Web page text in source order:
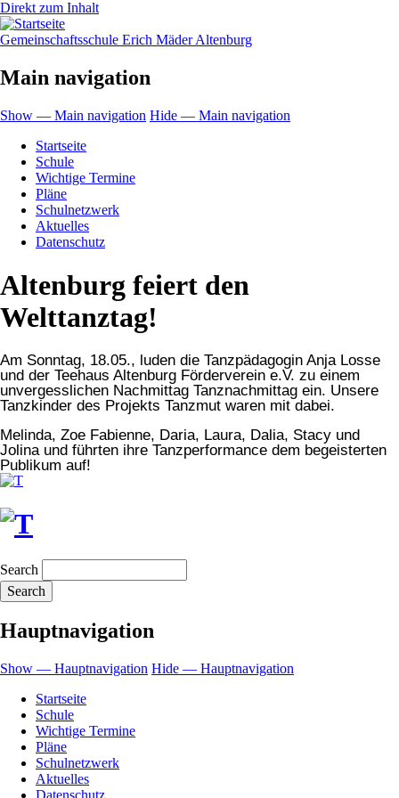
Direkt zum Inhalt
Gemeinschaftsschule Erich Mäder Altenburg
Main navigation
Show — Main navigation Hide — Main navigation
Startseite
Schule
Wichtige Termine
Pläne
Schulnetzwerk
Aktuelles
Datenschutz
Altenburg feiert den
Welttanztag!
Am Sonntag, 18.05., luden die Tanzpädagogin Anja Losse
und der Teehaus Altenburg Förderverein e.V. zu einem
unvergesslichen Nachmittag Tanznachmittag ein. Unsere
Tanzkinder des Projekts Tanzmut waren mit dabei.
Melinda, Zoe Fabienne, Daria, Laura, Dalia, Stacy und
Jolina und führten ihre Tanzperformance dem begeisterten
Publikum auf!
Search
Hauptnavigation
Show — Hauptnavigation Hide — Hauptnavigation
Startseite
Schule
Wichtige Termine
Pläne
Schulnetzwerk
Aktuelles